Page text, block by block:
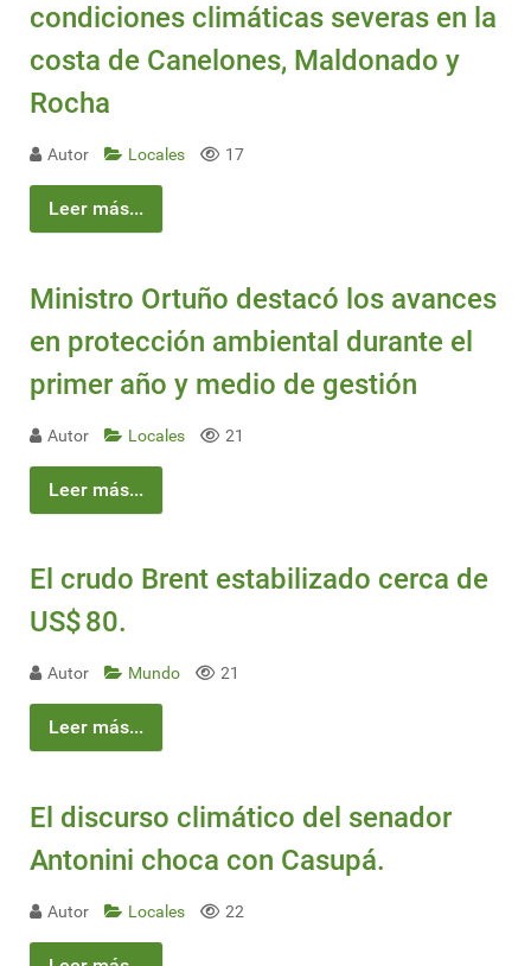
condiciones climáticas severas en la
costa de Canelones, Maldonado y
Rocha
Autor Locales 17
Leer más...
Ministro Ortuño destacó los avances
en protección ambiental durante el
primer año y medio de gestión
Autor Locales 21
Leer más...
El crudo Brent estabilizado cerca de
US$ 80.
Autor Mundo 21
Leer más...
El discurso climático del senador
Antonini choca con Casupá.
Autor Locales 22